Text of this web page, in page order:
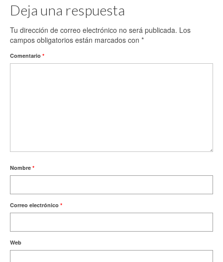
Deja una respuesta
Tu dirección de correo electrónico no será publicada. Los
campos obligatorios están marcados con *
Comentario *
Nombre *
Correo electrónico *
Web